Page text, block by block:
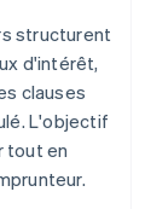
structurent
d'intérêt,
clauses
L'objectif
tout en